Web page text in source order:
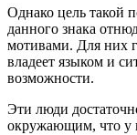
Однако цель такой
данного знака
мотивами. Для них
владеет языком и
возможности.
Эти люди
окружающим, что у